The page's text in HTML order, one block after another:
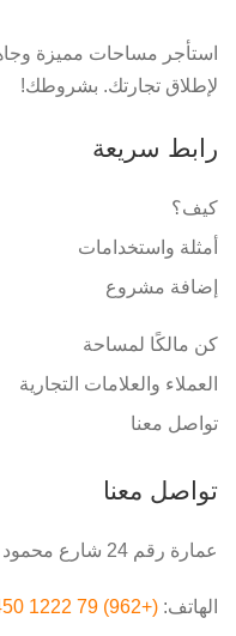
استأجر مساحات مميزة
لإطلاق تجارتك. بشروطك!
رابط سريعة
كيف؟
أمثلة واستخدامات
إضافة مشروع
كن مالكًا لمساحة
العملاء والعلامات التجارية
تواصل معنا
تواصل معنا
عمارة رقم 24 شارع محمود الموسى عبيدات, عمان, الأردن
الهاتف: (+962) 79 1222 450